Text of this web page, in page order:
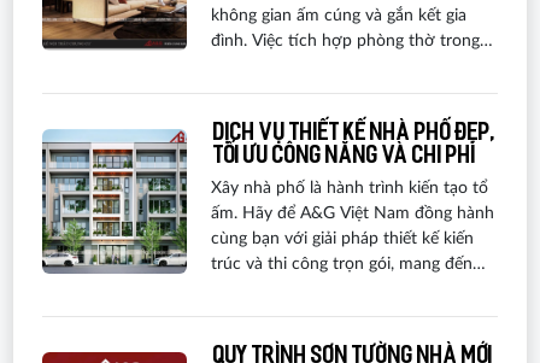
không gian ấm cúng và gắn kết gia
đình. Việc tích hợp phòng thờ trong
tôn vinh giá trị truyền thống mà còn
giúp tiết kiệm diện tích và tạo sự liền
mạch. Bố trí khu vực thờ cúng hợp lý
cũng ảnh hưởng đến tài lộc và may
mắn. Cùng A&G Việt Nam khám phá
các mẫu phòng khách kết hợp phòng
thờ đẹp và những lưu ý quan trọng
trong thiết kế.
Dịch vụ thiết kế nhà phố đẹp,
tối ưu công năng và chi phí
Xây nhà phố là hành trình kiến tạo tổ
ấm. Hãy để A&G Việt Nam đồng hành
cùng bạn với giải pháp thiết kế kiến
trúc và thi công trọn gói, mang đến
năng và chi phí.
Quy trình sơn tường nhà mới